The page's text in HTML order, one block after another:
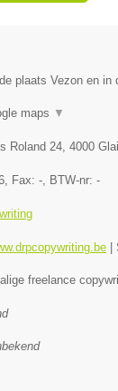
plaats Vezon en in
maps ▼
Roland 24 4000
, Fax: - , BTW-nr: -
freelance